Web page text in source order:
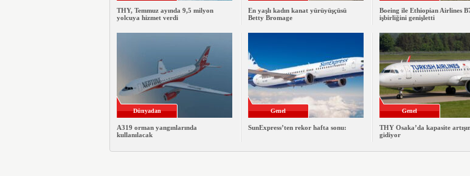
THY, Temmuz ayında 9,5 milyon
yolcuya hizmet verdi
En yaşlı kadın kanat yürüyüşçüsü
Betty Bromage
Boeing ile Ethiopian Airlines
işbirliğini genişletti
Dünyadan
A319 orman yangınlarında
kullanılacak
Genel
SunExpress’ten rekor hafta sonu:
Genel
THY Osaka’da kapasite
gidiyor